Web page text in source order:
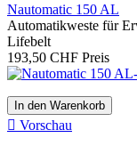
Nachrüstbar
more... less
Notsender
Auf Anfrage
Nautomatic 150 AL
Automatikweste für
Lifebelt
193,50 CHF Preis
In den Warenkorb
 Vorschau